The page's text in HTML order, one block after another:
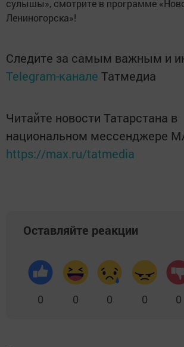
сулышы», смотрите в программе
Лениногорска»!
Следите за самым важным и
Telegram-канале Татмедиа
Читайте новости Татарстана в
национальном мессенджере
https://max.ru/tatmedia
Оставляйте реакции
0 0 0 0 0